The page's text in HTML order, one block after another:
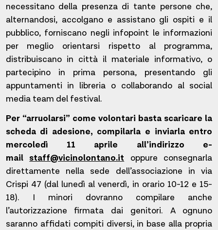
necessitano della presenza di tante persone che,
alternandosi, accolgano e assistano gli ospiti e il
pubblico, forniscano negli infopoint le informazioni
per meglio orientarsi rispetto al programma,
distribuiscano in città il materiale informativo, o
partecipino in prima persona, presentando gli
appuntamenti in libreria o collaborando al social
media team del festival.
Per “arruolarsi” come volontari basta scaricare la
scheda di adesione, compilarla e inviarla entro
mercoledì 11 aprile
all’indirizzo e-
mail staff@vicinolontano.it oppure consegnarla
direttamente nella sede dell’associazione in via
Crispi 47 (dal lunedì al venerdì, in orario 10-12 e 15-
18). I minori dovranno compilare anche
l’autorizzazione firmata dai genitori. A ognuno
saranno affidati compiti diversi, in base alla propria